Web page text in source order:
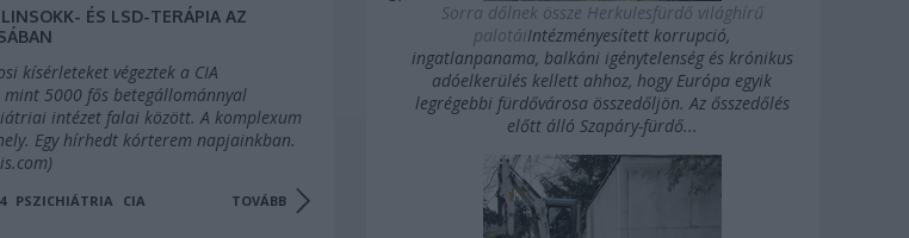
ÉS LSD-TERÁPIA AZ
kísérleteket végeztek a CIA
mint 5000 fős betegállománnyal
intézet falai között. A komplexum
Egy hírhedt kórterem napjainkban.
PSZICHIÁTRIA CIA TOVÁBB
Sorra dőlnek össze Herkulesfürdő világhírű
palotáiIntézményesített korrupció,
ingatlanpanama, balkáni igénytelenség és krónikus
adóelkerülés kellett ahhoz, hogy Európa egyik
legrégebbi fürdővárosa összedőljön. Az ősszedőlés
előtt álló Szapáry-fürdő...